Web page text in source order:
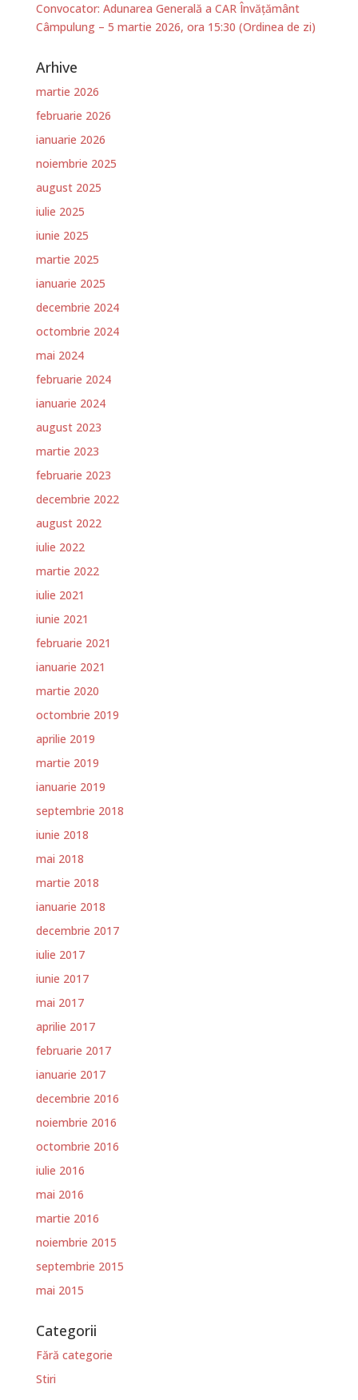
Convocator: Adunarea Generală a CAR Învățământ
Câmpulung – 5 martie 2026, ora 15:30 (Ordinea de zi)
Arhive
martie 2026
februarie 2026
ianuarie 2026
noiembrie 2025
august 2025
iulie 2025
iunie 2025
martie 2025
ianuarie 2025
decembrie 2024
octombrie 2024
mai 2024
februarie 2024
ianuarie 2024
august 2023
martie 2023
februarie 2023
decembrie 2022
august 2022
iulie 2022
martie 2022
iulie 2021
iunie 2021
februarie 2021
ianuarie 2021
martie 2020
octombrie 2019
aprilie 2019
martie 2019
ianuarie 2019
septembrie 2018
iunie 2018
mai 2018
martie 2018
ianuarie 2018
decembrie 2017
iulie 2017
iunie 2017
mai 2017
aprilie 2017
februarie 2017
ianuarie 2017
decembrie 2016
noiembrie 2016
octombrie 2016
iulie 2016
mai 2016
martie 2016
noiembrie 2015
septembrie 2015
mai 2015
Categorii
Fără categorie
Stiri